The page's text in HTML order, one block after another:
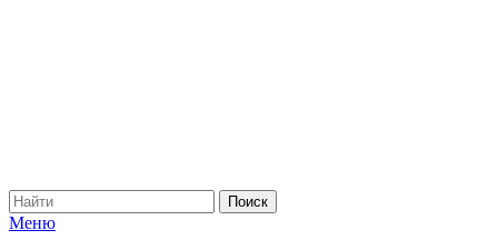
Меню